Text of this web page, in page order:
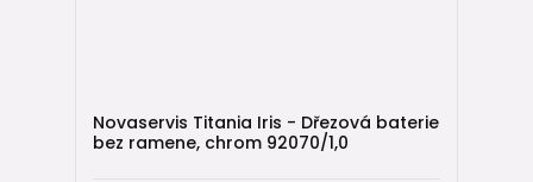
Novaservis Titania Iris - Dřezová baterie
bez ramene, chrom 92070/1,0